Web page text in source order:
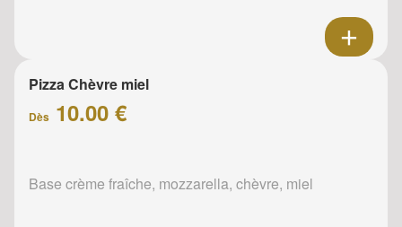
Pizza Chèvre miel
Dès 10.00 €
Base crème fraîche, mozzarella, chèvre, miel